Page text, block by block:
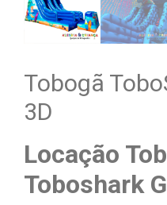
Tobogã
3D
Locação
Toboshark